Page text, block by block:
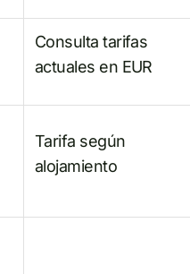
Consulta tarifas
actuales en EUR
Tarifa según
alojamiento